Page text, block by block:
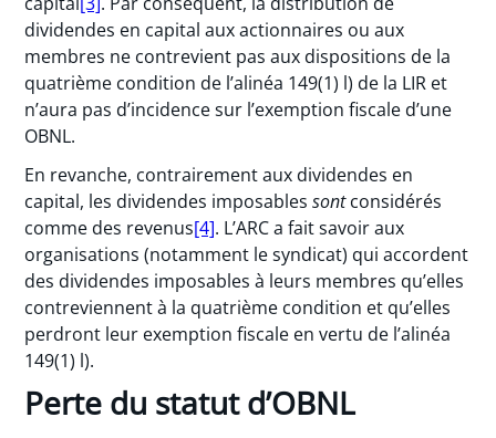
dividendes en capital aux actionnaires ou aux
membres ne contrevient pas aux dispositions de la
quatrième condition de l’alinéa 149(1) l) de la LIR et
n’aura pas d’incidence sur l’exemption fiscale d’une
OBNL.
En revanche, contrairement aux dividendes en
capital, les dividendes imposablessontconsidérés
comme des revenus[4]. L’ARC a fait savoir aux
organisations (notamment le syndicat) qui accordent
des dividendes imposables à leurs membres qu’elles
contreviennent à la quatrième condition et qu’elles
perdront leur exemption fiscale en vertu de l’alinéa
149(1) l).
Perte du statut d’OBNL